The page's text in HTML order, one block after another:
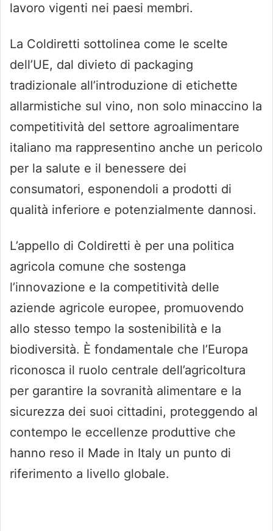
lavoro vigenti nei paesi membri.
La Coldiretti sottolinea come le scelte
dell’UE, dal divieto di packaging
tradizionale all’introduzione di etichette
allarmistiche sul vino, non solo minaccino la
competitività del settore agroalimentare
italiano ma rappresentino anche un pericolo
per la salute e il benessere dei
consumatori, esponendoli a prodotti di
qualità inferiore e potenzialmente dannosi.
L’appello di Coldiretti è per una politica
agricola comune che sostenga
l’innovazione e la competitività delle
aziende agricole europee, promuovendo
allo stesso tempo la sostenibilità e la
biodiversità. È fondamentale che l’Europa
riconosca il ruolo centrale dell’agricoltura
per garantire la sovranità alimentare e la
sicurezza dei suoi cittadini, proteggendo al
contempo le eccellenze produttive che
hanno reso il Made in Italy un punto di
riferimento a livello globale.